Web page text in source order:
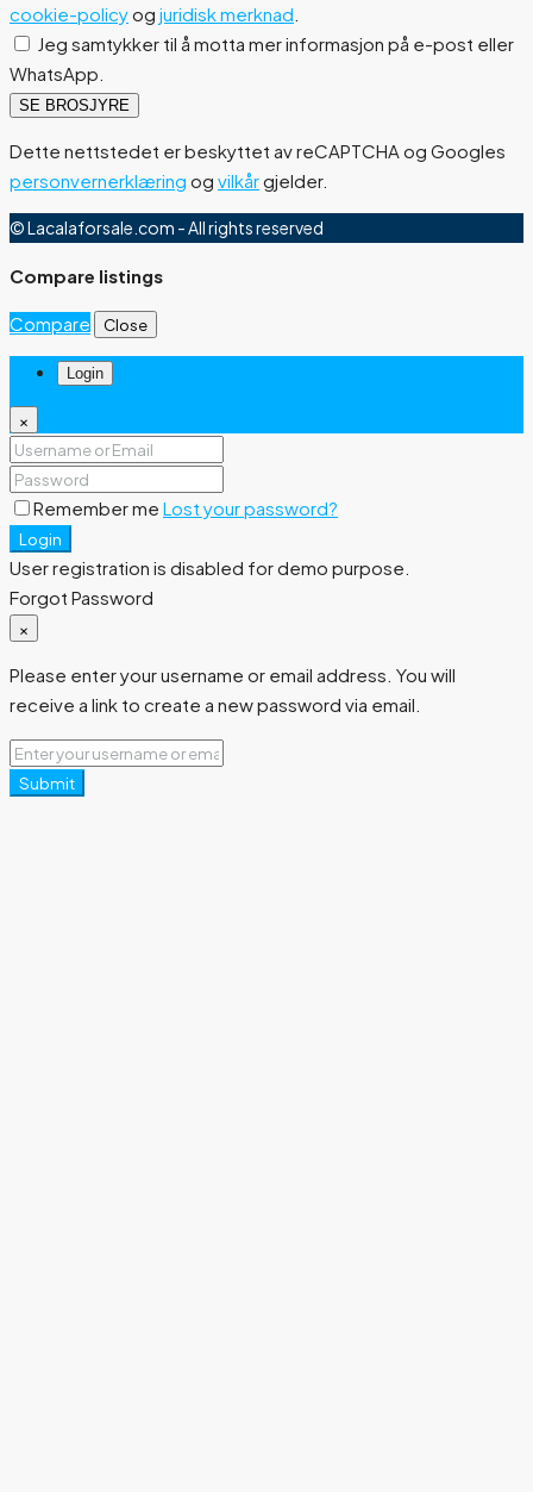
cookie-policyog juridisk merknad
Jeg samtykker til å motta mer informasjon på e-post eller
WhatsApp.
SE BROSJYRE
Dette nettstedet er beskyttet av reCAPTCHA og Googles
personvernerklæring og vilkårgjelder.
© Lacalaforsale.com - All rights reserved
Compare listings
Compare Close
Login
×
Remember me Lost your password?
Login
User registration is disabled for demo purpose.
Forgot Password
×
Please enter your username or email address. You will
receive a link to create a new password via email.
Submit